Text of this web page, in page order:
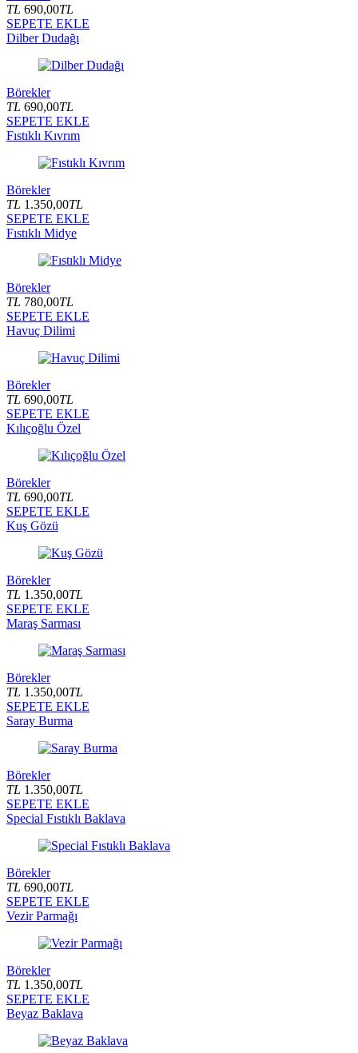
TL 690,00TL
SEPETE EKLE
Dilber Dudağı
Börekler
TL 690,00TL
SEPETE EKLE
Fıstıklı Kıvrım
Börekler
TL 1.350,00TL
SEPETE EKLE
Fıstıklı Midye
Börekler
TL 780,00TL
SEPETE EKLE
Havuç Dilimi
Börekler
TL 690,00TL
SEPETE EKLE
Kılıçoğlu Özel
Börekler
TL 690,00TL
SEPETE EKLE
Kuş Gözü
Börekler
TL 1.350,00TL
SEPETE EKLE
Maraş Sarması
Börekler
TL 1.350,00TL
SEPETE EKLE
Saray Burma
Börekler
TL 1.350,00TL
SEPETE EKLE
Special Fıstıklı Baklava
Börekler
TL 690,00TL
SEPETE EKLE
Vezir Parmağı
Börekler
TL 1.350,00TL
SEPETE EKLE
Beyaz Baklava